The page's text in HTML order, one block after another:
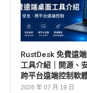
RustDesk 免費遠
工具介紹｜開源、
跨平台遠端控制軟
2026 年 07 月 19 日